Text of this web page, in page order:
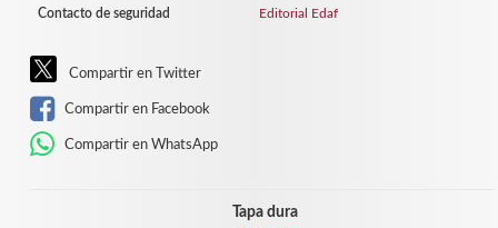
Contacto de seguridad Editorial Edaf
Compartir en Twitter
Compartir en Facebook
Compartir en WhatsApp
Tapa dura